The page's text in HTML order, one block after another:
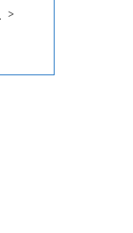
>